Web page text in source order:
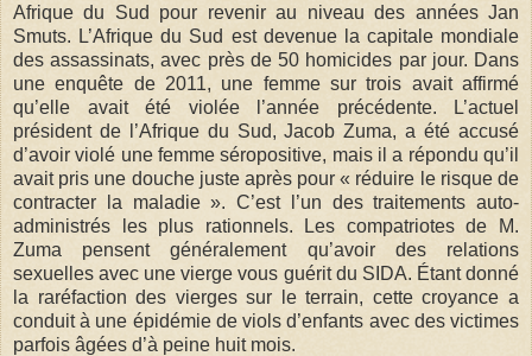
Afrique du Sud pour revenir au niveau des années Jan
Smuts. L’Afrique du Sud est devenue la capitale mondiale
des assassinats, avec près de 50 homicides par jour. Dans
une enquête de 2011, une femme sur trois avait affirmé
qu’elle avait été violée l’année précédente. L’actuel
président de l’Afrique du Sud, Jacob Zuma, a été accusé
d’avoir violé une femme séropositive, mais il a répondu qu’il
avait pris une douche juste après pour « réduire le risque de
contracter la maladie ». C’est l’un des traitements auto-
administrés les plus rationnels. Les compatriotes de M.
Zuma pensent généralement qu’avoir des relations
sexuelles avec une vierge vous guérit du SIDA. Étant donné
la raréfaction des vierges sur le terrain, cette croyance a
conduit à une épidémie de viols d’enfants avec des victimes
parfois âgées d’à peine huit mois.